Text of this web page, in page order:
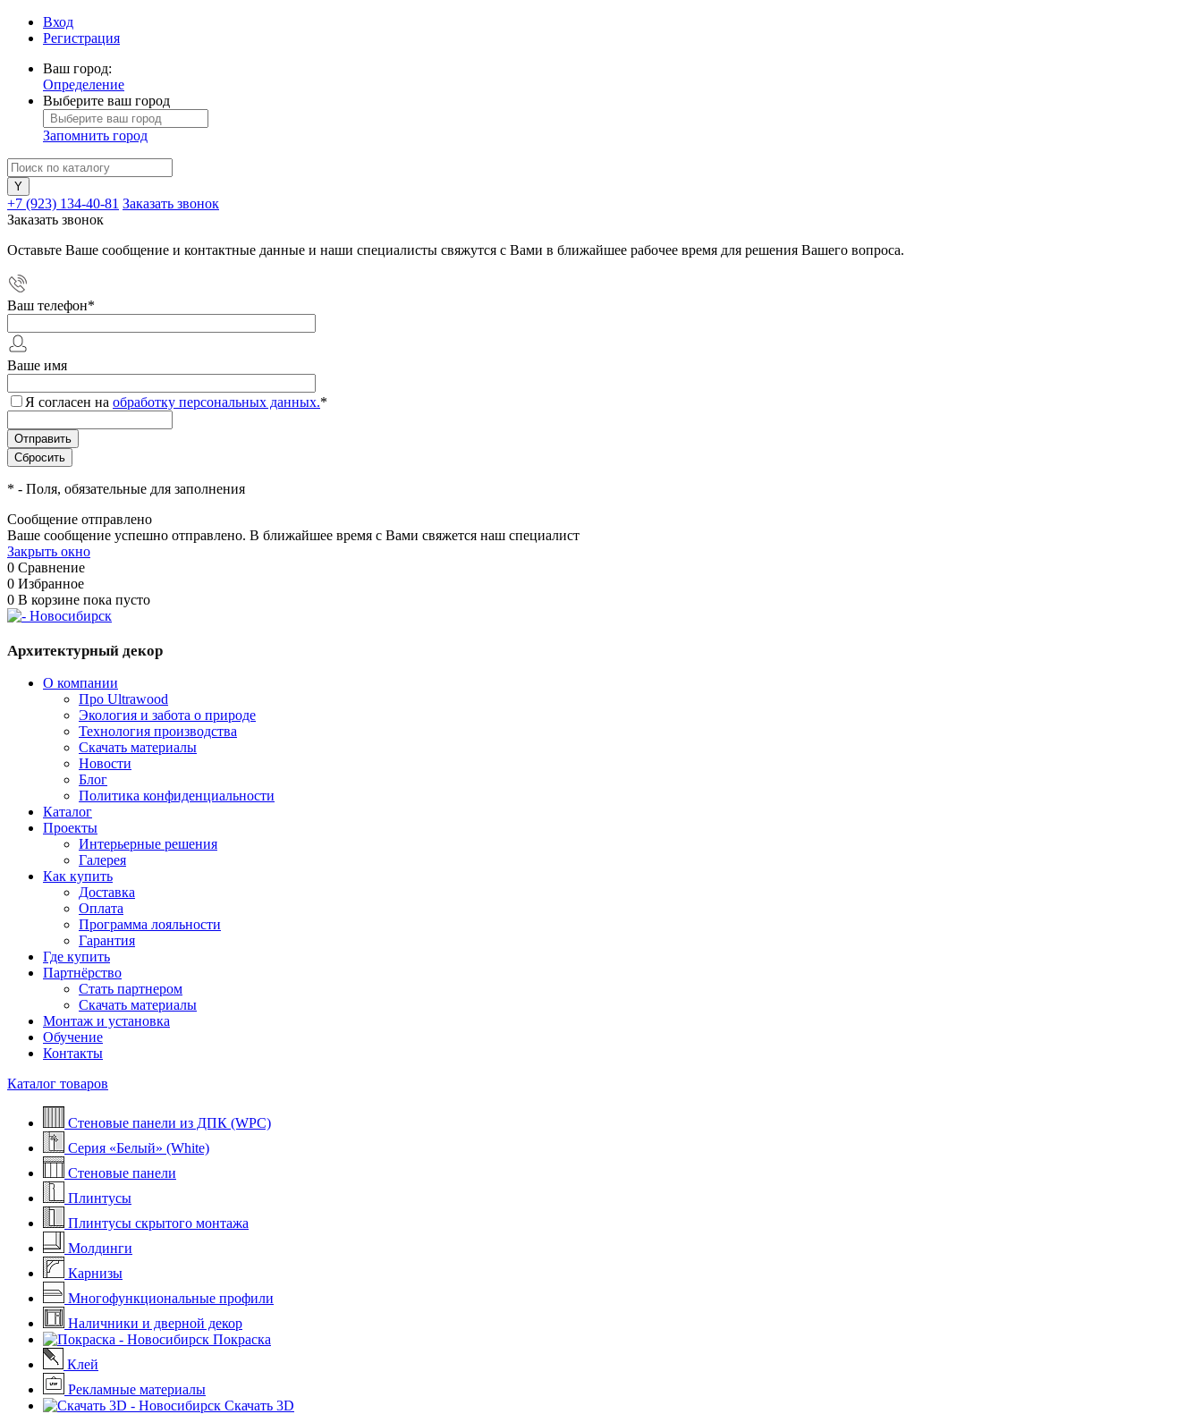
Вход
Регистрация
Ваш город:
Определение
Выберите ваш город
Запомнить город
+7 (923) 134-40-81 Заказать звонок
Заказать звонок
Оставьте Ваше сообщение и контактные данные и наши специалисты свяжутся с Вами в ближайшее рабочее время для решения Вашего вопроса.
Ваш телефон*
Ваше имя
Я согласен на обработку персональных данных.*
* - Поля, обязательные для заполнения
Сообщение отправлено
Ваше сообщение успешно отправлено. В ближайшее время с Вами свяжется наш специалист
Закрыть окно
0 Сравнение
0 Избранное
0 В корзине пока пусто
Архитектурный декор
О компании
Про Ultrawood
Экология и забота о природе
Технология производства
Скачать материалы
Новости
Блог
Политика конфиденциальности
Каталог
Проекты
Интерьерные решения
Галерея
Как купить
Доставка
Оплата
Программа лояльности
Гарантия
Где купить
Партнёрство
Стать партнером
Скачать материалы
Монтаж и установка
Обучение
Контакты
Каталог товаров
Стеновые панели из ДПК (WPC)
Серия «Белый» (White)
Стеновые панели
Плинтусы
Плинтусы скрытого монтажа
Молдинги
Карнизы
Многофункциональные профили
Наличники и дверной декор
Покраска
Клей
Рекламные материалы
Скачать 3D